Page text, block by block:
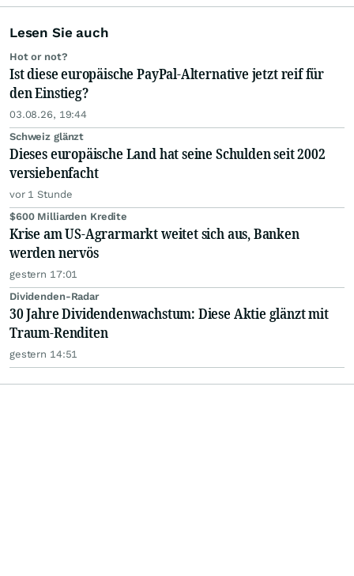
Lesen Sie auch
Hot or not?
Ist diese europäische PayPal-Alternative jetzt reif für
den Einstieg?
03.08.26, 19:44
Schweiz glänzt
Dieses europäische Land hat seine Schulden seit 2002
versiebenfacht
vor 1 Stunde
$600 Milliarden Kredite
Krise am US-Agrarmarkt weitet sich aus, Banken
werden nervös
gestern 17:01
Dividenden-Radar
30 Jahre Dividendenwachstum: Diese Aktie glänzt mit
Traum-Renditen
gestern 14:51